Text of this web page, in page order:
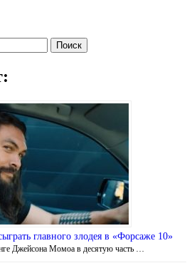
главного злодея в «Форсаже 10»
Джейсона Момоа в десятую часть …